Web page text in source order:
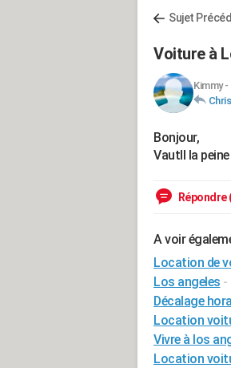
Sujet
Voiture à
Kimmy-
Bonjour,
VautIl la
Répondre
A voir
Location de
Los angeles -
Décalage
Location
Vivre à los
Location